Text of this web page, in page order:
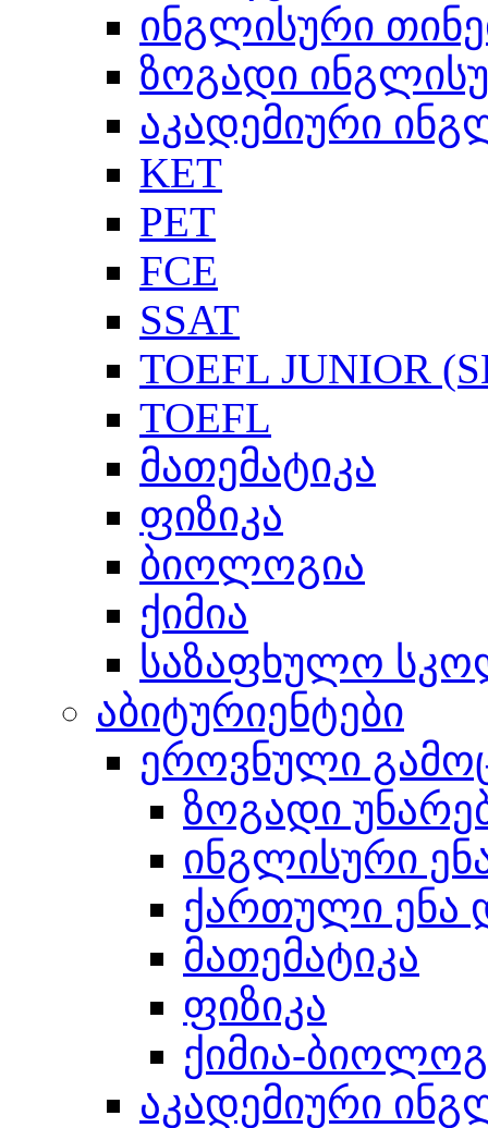
ინგლისური
ზოგადი
აკადემიური
KET
PET
FCE
SSAT
TOEFL JUNIOR
TOEFL
მათემატიკა
ფიზიკა
ბიოლოგია
ქიმია
საზაფხულო
აბიტურიენტები
ეროვნული
ზოგადი
ინგლისური
ქართული ენა
მათემატიკა
ფიზიკა
ქიმია-
აკადემიური